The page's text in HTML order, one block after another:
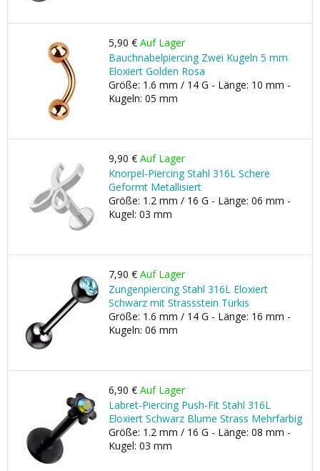
5,90 € Auf Lager
Bauchnabelpiercing Zwei Kugeln 5 mm
Eloxiert Golden Rosa
Größe: 1.6 mm / 14 G - Länge: 10 mm -
Kugeln: 05 mm
9,90 € Auf Lager
Knorpel-Piercing Stahl 316L Schere
Geformt Metallisiert
Größe: 1.2 mm / 16 G - Länge: 06 mm -
Kugel: 03 mm
7,90 € Auf Lager
Zungenpiercing Stahl 316L Eloxiert
Schwarz mit Strassstein Türkis
Größe: 1.6 mm / 14 G - Länge: 16 mm -
Kugeln: 06 mm
6,90 € Auf Lager
Labret-Piercing Push-Fit Stahl 316L
Eloxiert Schwarz Blume Strass Mehrfarbig
Größe: 1.2 mm / 16 G - Länge: 08 mm -
Kugel: 03 mm